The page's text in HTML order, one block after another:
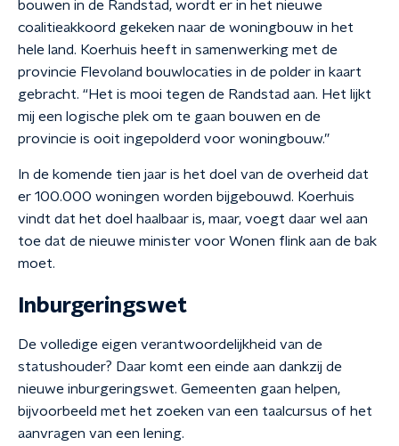
bouwen in de Randstad, wordt er in het nieuwe
coalitieakkoord gekeken naar de woningbouw in het
hele land. Koerhuis heeft in samenwerking met de
provincie Flevoland bouwlocaties in de polder in kaart
gebracht. “Het is mooi tegen de Randstad aan. Het lijkt
mij een logische plek om te gaan bouwen en de
provincie is ooit ingepolderd voor woningbouw.”
In de komende tien jaar is het doel van de overheid dat
er 100.000 woningen worden bijgebouwd. Koerhuis
vindt dat het doel haalbaar is, maar, voegt daar wel aan
toe dat de nieuwe minister voor Wonen flink aan de bak
moet.
Inburgeringswet
De volledige eigen verantwoordelijkheid van de
statushouder? Daar komt een einde aan dankzij de
nieuwe inburgeringswet. Gemeenten gaan helpen,
bijvoorbeeld met het zoeken van een taalcursus of het
aanvragen van een lening.